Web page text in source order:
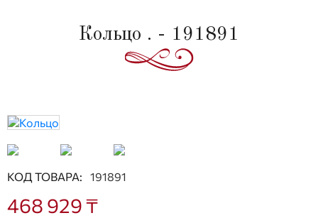
Кольцо . - 191891
КОД ТОВАРА: 191891
468 929 ₸